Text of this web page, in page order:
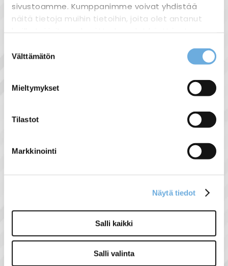
sivustoamme. Kumppanimme voivat yhdistää
näitä tietoja muihin tietoihin, joita olet antanut
heille tai joita on kerätty, kun olet käyttänyt
valinta
Välttämätön
Mieltymykset
Tilastot
Markkinointi
Näytä tiedot
Salli kaikki
Salli valinta
Näytä lisää tuotteita
Airam Handy
työpistevalaisin LED